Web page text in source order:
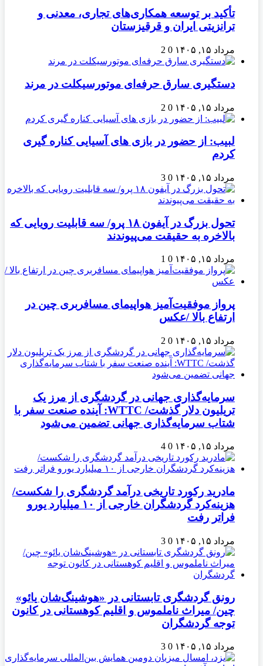
تأکید بر توسعه همکاری‌های تجاری، معدنی و
ترانزیتی ایران و قرقیزستان
مرداد ۱۵, ۱۴۰۵ 0
2
دستگیری سارق حرفه‌ای موتورسیکلت در مرند
مرداد ۱۵, ۱۴۰۵ 0
2
لبیب: از حضور در بازی های آسیایی کناره گیری
کردم
مرداد ۱۵, ۱۴۰۵ 0
3
تحول بزرگ در آیفون ۱۸ پرو/ سه قابلیت رویایی که
بالاخره به حقیقت می‌پیوندند
مرداد ۱۵, ۱۴۰۵ 0
1
پرواز موفقیت‌آمیز هواپیمای مسافربری چین در
ارتفاع بالا /عکس
مرداد ۱۵, ۱۴۰۵ 0
2
سرمایه‌گذاری جهانی در گردشگری از مرز یک
تریلیون دلار گذشت/ WTTC: آینده صنعت سفر با
شتاب سرمایه‌گذاری جهانی تضمین می‌شود
مرداد ۱۵, ۱۴۰۵ 0
4
مادرید رکورد تاریخی درآمد گردشگری را شکست/
هزینه‌کرد گردشگران خارجی از ۱۰ میلیارد یورو
فراتر رفت
مرداد ۱۵, ۱۴۰۵ 0
3
رونق گردشگری تابستانی در «هوشینگ‌شان یائو»
چین/ میراث ناملموس و اقلیم کوهستانی در کانون
توجه گردشگران
مرداد ۱۵, ۱۴۰۵ 0
3